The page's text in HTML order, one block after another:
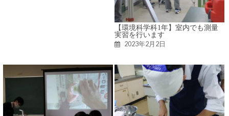
【環境科学科1年】室内でも測量
実習を行います
2023年2月2日